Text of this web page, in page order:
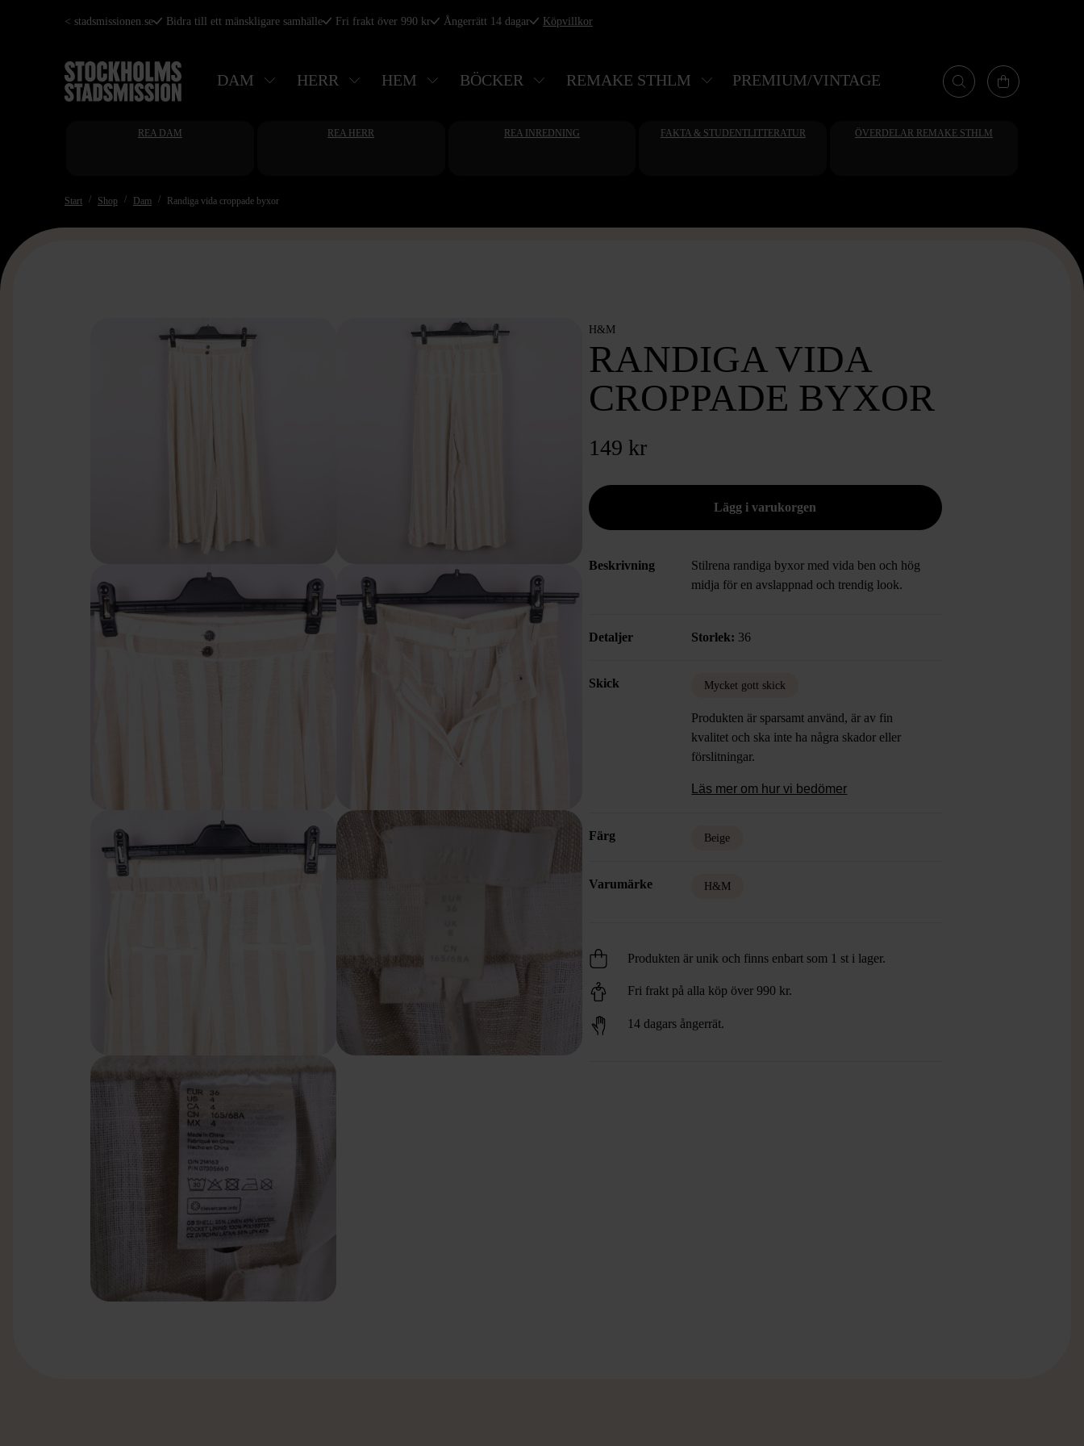
Hoppa
huvudinnehåll
< stadsmissionen.se Bidra till ett mänskligare samhälle Fri frakt över 990 kr Ångerrätt 14 dagar Köpvillkor
DAM HERR HEM BÖCKER REMAKE STHLM PREMIUM/VINTAGE
REA DAM REA HERR REA INREDNING FAKTA & STUDENTLITTERATUR ÖVERDELAR REMAKE STHLM
Start Shop Dam Randiga vida croppade byxor
H&M
RANDIGA VIDA
CROPPADE BYXOR
149 kr
Beskrivning
Stilrena randiga byxor med vida ben och hög
midja för en avslappnad och trendig look.
Detaljer Storlek: 36
Skick Mycket gott skick
Produkten är sparsamt använd, är av fin
kvalitet och ska inte ha några skador eller
förslitningar.
Läs mer om hur vi bedömer
Färg Beige
Varumärke H&M
Produkten är unik och finns enbart som 1 st i lager.
Fri frakt på alla köp över 990 kr.
14 dagars ångerrät.